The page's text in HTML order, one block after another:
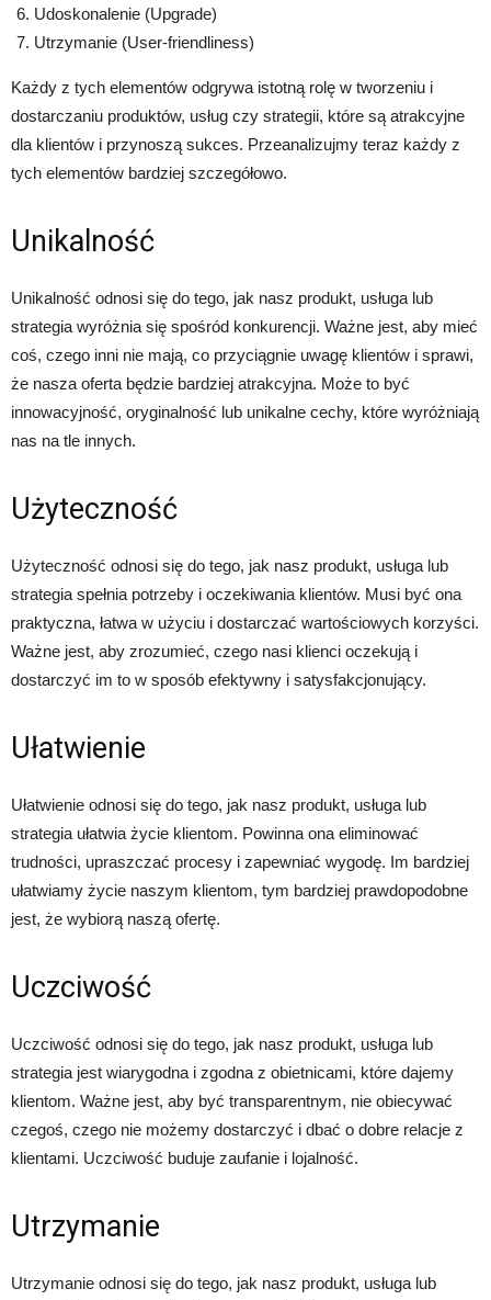
Udoskonalenie (Upgrade)
Utrzymanie (User-friendliness)
Każdy z tych elementów odgrywa istotną rolę w tworzeniu i
dostarczaniu produktów, usług czy strategii, które są atrakcyjne
dla klientów i przynoszą sukces. Przeanalizujmy teraz każdy z
tych elementów bardziej szczegółowo.
Unikalność
Unikalność odnosi się do tego, jak nasz produkt, usługa lub
strategia wyróżnia się spośród konkurencji. Ważne jest, aby mieć
coś, czego inni nie mają, co przyciągnie uwagę klientów i sprawi,
że nasza oferta będzie bardziej atrakcyjna. Może to być
innowacyjność, oryginalność lub unikalne cechy, które wyróżniają
nas na tle innych.
Użyteczność
Użyteczność odnosi się do tego, jak nasz produkt, usługa lub
strategia spełnia potrzeby i oczekiwania klientów. Musi być ona
praktyczna, łatwa w użyciu i dostarczać wartościowych korzyści.
Ważne jest, aby zrozumieć, czego nasi klienci oczekują i
dostarczyć im to w sposób efektywny i satysfakcjonujący.
Ułatwienie
Ułatwienie odnosi się do tego, jak nasz produkt, usługa lub
strategia ułatwia życie klientom. Powinna ona eliminować
trudności, upraszczać procesy i zapewniać wygodę. Im bardziej
ułatwiamy życie naszym klientom, tym bardziej prawdopodobne
jest, że wybiorą naszą ofertę.
Uczciwość
Uczciwość odnosi się do tego, jak nasz produkt, usługa lub
strategia jest wiarygodna i zgodna z obietnicami, które dajemy
klientom. Ważne jest, aby być transparentnym, nie obiecywać
czegoś, czego nie możemy dostarczyć i dbać o dobre relacje z
klientami. Uczciwość buduje zaufanie i lojalność.
Utrzymanie
Utrzymanie odnosi się do tego, jak nasz produkt, usługa lub